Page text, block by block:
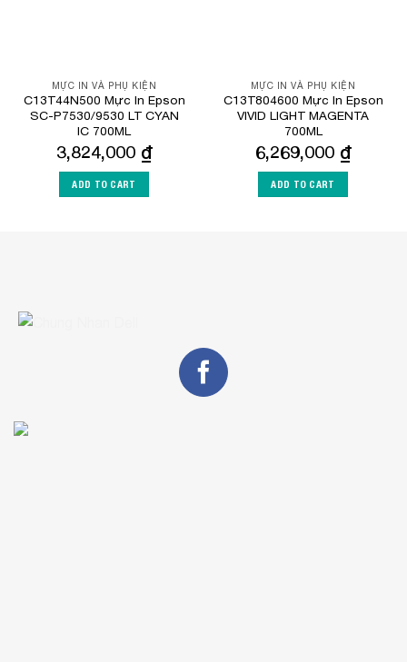
MỰC IN VÀ PHỤ KIỆN
C13T44N500 Mực In Epson
SC-P7530/9530 LT CYAN
IC 700ML
3,824,000 ₫
ADD TO CART
MỰC IN VÀ PHỤ KIỆN
C13T804600 Mực In Epson
VIVID LIGHT MAGENTA
700ML
6,269,000 ₫
ADD TO CART